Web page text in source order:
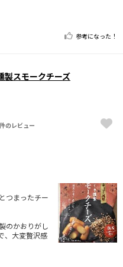
参考になった！
製スモークチーズ
のレビュー
つまったチー
のかおりがし
、大変贅沢感